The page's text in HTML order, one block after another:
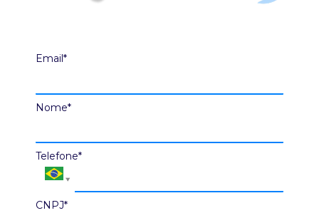
Email*
Nome*
Telefone*
CNPJ*